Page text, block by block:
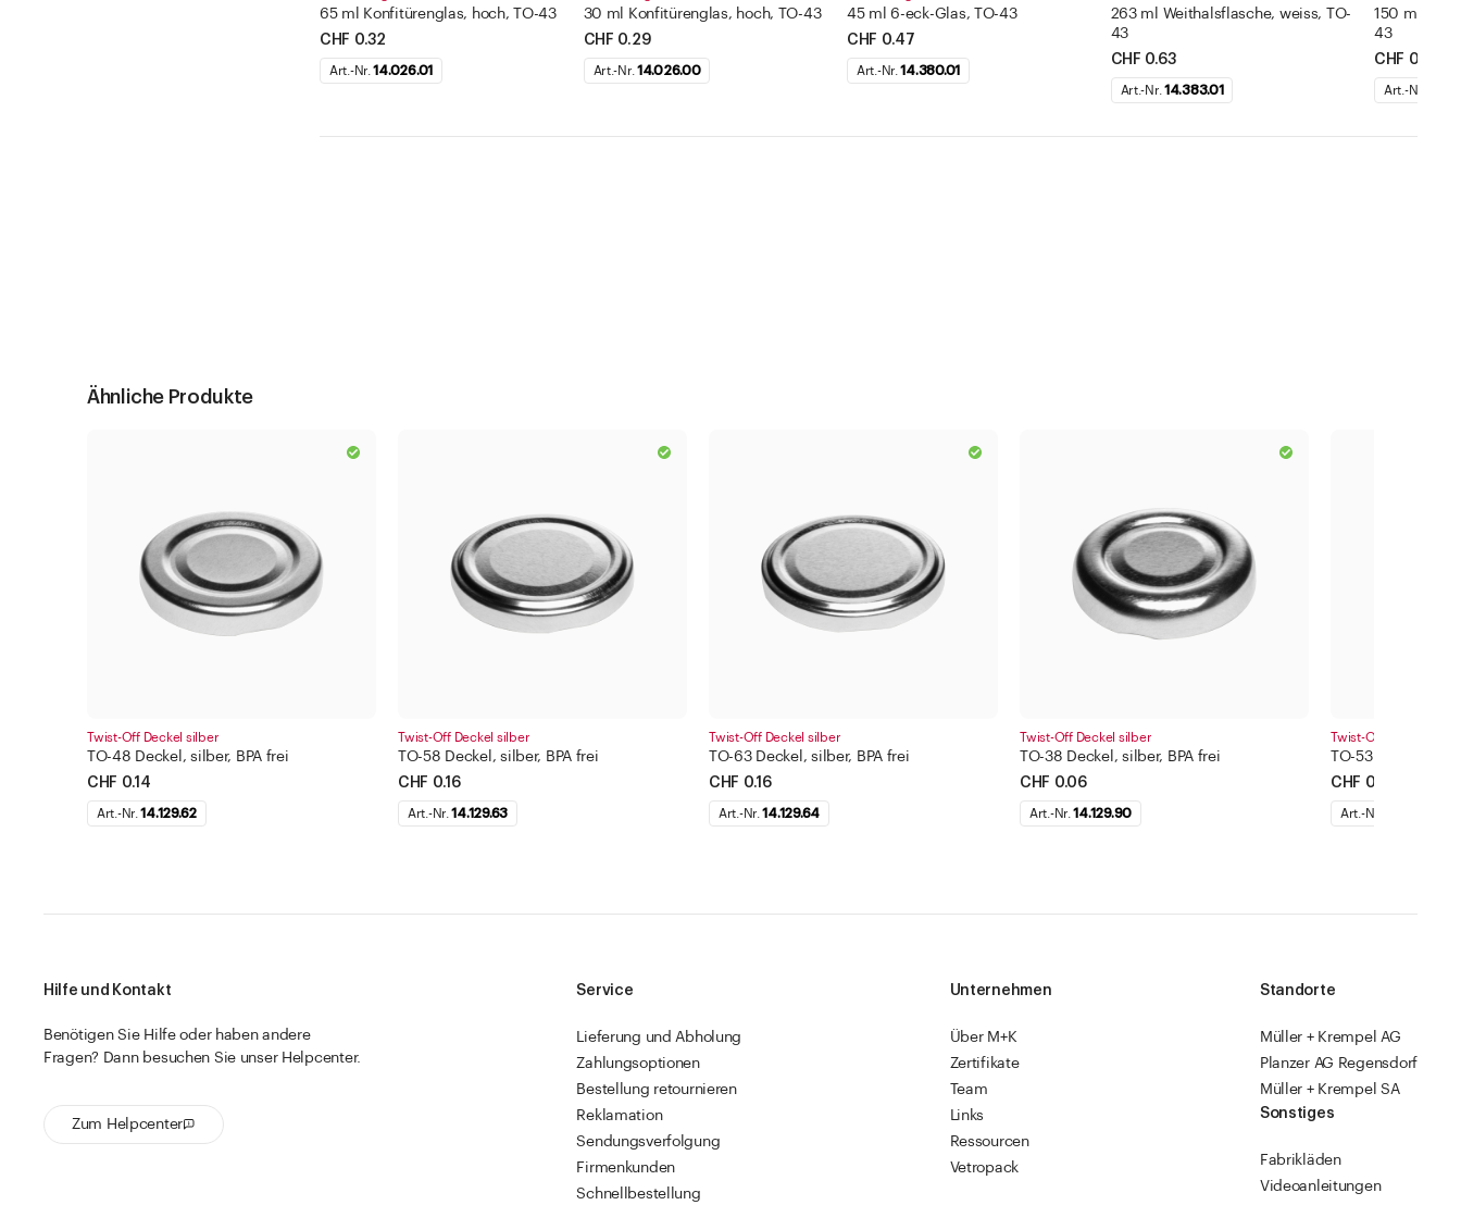
65 ml Konfitürenglas, hoch, TO-43
CHF 0.32
Art.-Nr.14.026.01
30 ml Konfitürenglas, hoch, TO-43
CHF 0.29
Art.-Nr. 14.026.00
45 ml 6-eck-Glas, TO-43
CHF 0.47
Art.-Nr.14.380.01
263 ml Weithalsflasche, weiss, TO-
43
CHF 0.63
Art.-Nr. 14.383.01
150 ml
43
CHF 0.79
Art.-Nr.
Ähnliche Produkte
Twist-Off Deckel silber
TO-48 Deckel, silber, BPA frei
CHF 0.14
Art.-Nr.14.129.62
Twist-Off Deckel silber
TO-58 Deckel, silber, BPA frei
CHF 0.16
Art.-Nr.14.129.63
Twist-Off Deckel silber
TO-63 Deckel, silber, BPA frei
CHF 0.16
Art.-Nr.14.129.64
Twist-Off Deckel silber
TO-38 Deckel, silber, BPA frei
CHF 0.06
Art.-Nr.14.129.90
Twist-Off Deckel
TO-53 Deckel,
CHF 0.15
Art.-Nr.
Hilfe und Kontakt
Benötigen Sie Hilfe oder haben andere
Fragen? Dann besuchen Sie unser Helpcenter.
Zum Helpcenter
Service
Lieferung und Abholung
Zahlungsoptionen
Bestellung retournieren
Reklamation
Sendungsverfolgung
Firmenkunden
Schnellbestellung
Unternehmen
Über M+K
Zertifikate
Team
Links
Ressourcen
Vetropack
Standorte
Müller + Krempel AG
Planzer AG Regensdorf
Müller + Krempel SA
Sonstiges
Fabrikläden
Videoanleitungen